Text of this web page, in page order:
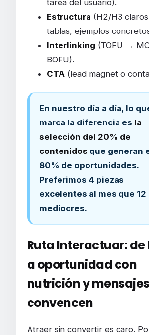
tarea del usuario).
Estructura (H2/H3
tablas, ejemplos
Interlinking (TOFU →
BOFU).
CTA(lead magnet o
En nuestro día a día, lo
marca la diferencia es la
selección del 20% de
contenidos que generan
80% de oportunidades.
Preferimos 4 piezas
excelentes al mes que 12
mediocres.
RutaInteractuar:
a oportunidad con
nutrición y
convencen
Atraer sin convertir es caro.